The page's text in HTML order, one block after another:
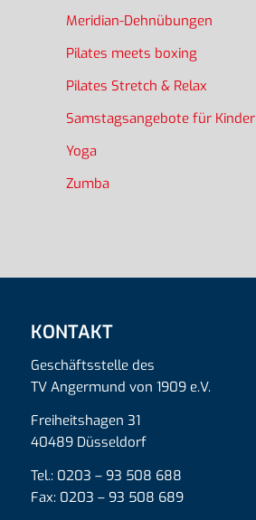
Meridian-Dehnübungen
Pilates meets boxing
Pilates Stretch & Relax
Samstagsangebote für Kinder
Yoga
Zumba
KONTAKT
Geschäftsstelle des
TV Angermund von 1909 e.V.
Freiheitshagen 31
40489 Düsseldorf
Tel.: 0203 – 93 508 688
Fax: 0203 – 93 508 689